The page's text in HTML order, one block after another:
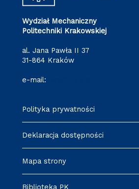
Wydział Mechaniczny
Politechniki Krakowskiej
al. Jana Pawła II 37
31-864 Kraków
e-mail:
Polityka prywatności
Deklaracja dostępności
Mapa strony